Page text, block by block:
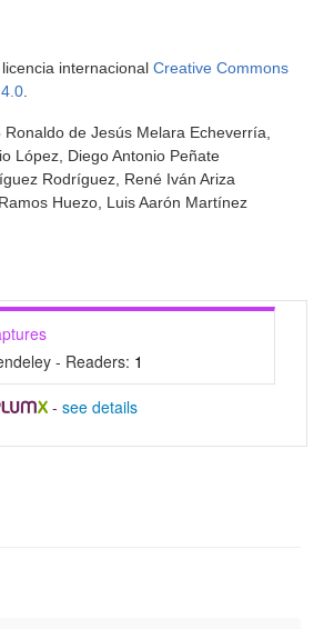
internacional Creative Commons
de Jesús Melara Echeverría,
López, Diego Antonio Peñate
Rodríguez, René Iván Ariza
Huezo, Luis Aarón Martínez
- Readers: 1
- see details